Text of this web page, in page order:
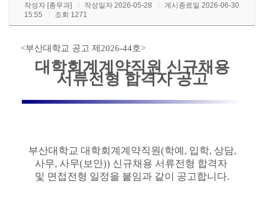
작성자 [총무과] 작성일자 2026-05-28
게시종료일 2026-06-30
15:55
조회 1271
<부산대학교 공고 제 2026-44호>
대학회계계약직원 신규채용
서류전형 합격자 공고
부산대학교 대학회계계약직원(학예, 입학, 상담,
사무, 사무(보안)) 신규채용 서류전형 합격자
및 면접전형 일정을 붙임과 같이 공고합니다.